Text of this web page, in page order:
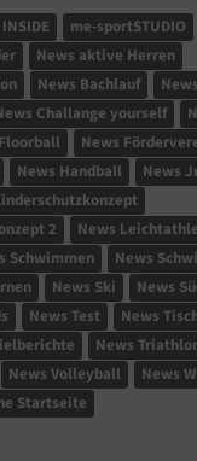
me-sportSTUDIO
News aktive Herren
News Bachlauf
Challange yourself
News
News Handball News
2
News
Schwimmen
News
News Ski
News
News Test
News
News
News Volleyball
News
Startseite